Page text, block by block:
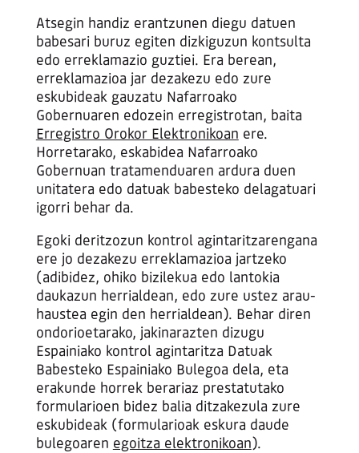
Atsegin handiz erantzunen diegu datuen
babesari buruz egiten dizkiguzun kontsulta
edo erreklamazio guztiei. Era berean,
erreklamazioa jar dezakezu edo zure
eskubideak gauzatu Nafarroako
Gobernuaren edozein erregistrotan, baita
Erregistro Orokor Elektronikoan ere.
Horretarako, eskabidea Nafarroako
Gobernuan tratamenduaren ardura duen
unitatera edo datuak babesteko delagatuari
igorri behar da.
Egoki deritzozun kontrol agintaritzarengana
ere jo dezakezu erreklamazioa jartzeko
(adibidez, ohiko bizilekua edo lantokia
daukazun herrialdean, edo zure ustez arau-
haustea egin den herrialdean). Behar diren
ondorioetarako, jakinarazten dizugu
Espainiako kontrol agintaritza Datuak
Babesteko Espainiako Bulegoa dela, eta
erakunde horrek berariaz prestatutako
formularioen bidez balia ditzakezula zure
eskubideak (formularioak eskura daude
bulegoaren egoitza elektronikoan).